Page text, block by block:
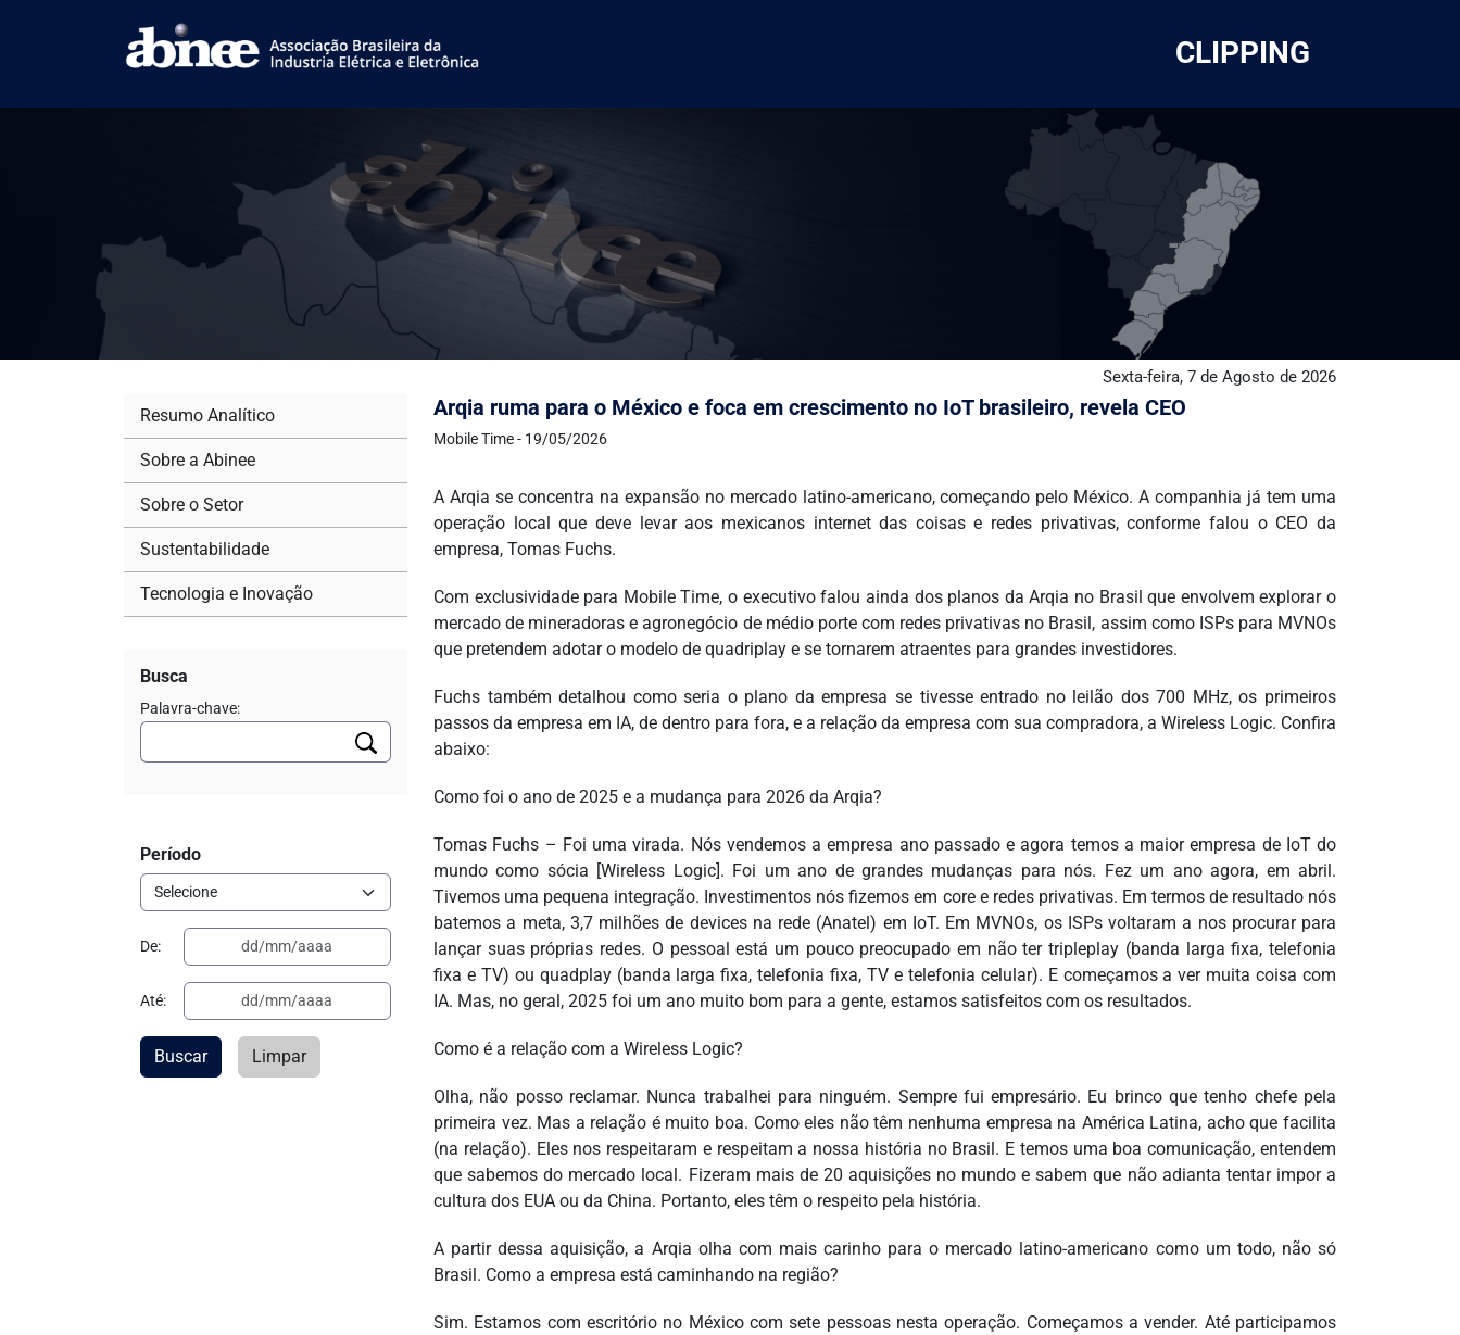
CLIPPING
Sexta-feira, 7 de Agosto de 2026
Arqia ruma para o México e foca em crescimento no IoT brasileiro, revela CEO
Mobile Time - 19/05/2026
A Arqia se concentra na expansão no mercado latino-americano, começando pelo México. A companhia já tem uma
operação local que deve levar aos mexicanos internet das coisas e redes privativas, conforme falou o CEO da
empresa, Tomas Fuchs.
Com exclusividade para Mobile Time, o executivo falou ainda dos planos da Arqia no Brasil que envolvem explorar o
mercado de mineradoras e agronegócio de médio porte com redes privativas no Brasil, assim como ISPs para MVNOs
que pretendem adotar o modelo de quadriplay e se tornarem atraentes para grandes investidores.
Fuchs também detalhou como seria o plano da empresa se tivesse entrado no leilão dos 700 MHz, os primeiros
passos da empresa em IA, de dentro para fora, e a relação da empresa com sua compradora, a Wireless Logic. Confira
abaixo:
Como foi o ano de 2025 e a mudança para 2026 da Arqia?
Tomas Fuchs – Foi uma virada. Nós vendemos a empresa ano passado e agora temos a maior empresa de IoT do
mundo como sócia [Wireless Logic]. Foi um ano de grandes mudanças para nós. Fez um ano agora, em abril.
Tivemos uma pequena integração. Investimentos nós fizemos em core e redes privativas. Em termos de resultado nós
batemos a meta, 3,7 milhões de devices na rede (Anatel) em IoT. Em MVNOs, os ISPs voltaram a nos procurar para
lançar suas próprias redes. O pessoal está um pouco preocupado em não ter tripleplay (banda larga fixa, telefonia
fixa e TV) ou quadplay (banda larga fixa, telefonia fixa, TV e telefonia celular). E começamos a ver muita coisa com
IA. Mas, no geral, 2025 foi um ano muito bom para a gente, estamos satisfeitos com os resultados.
Como é a relação com a Wireless Logic?
Olha, não posso reclamar. Nunca trabalhei para ninguém. Sempre fui empresário. Eu brinco que tenho chefe pela
primeira vez. Mas a relação é muito boa. Como eles não têm nenhuma empresa na América Latina, acho que facilita
(na relação). Eles nos respeitaram e respeitam a nossa história no Brasil. E temos uma boa comunicação, entendem
que sabemos do mercado local. Fizeram mais de 20 aquisições no mundo e sabem que não adianta tentar impor a
cultura dos EUA ou da China. Portanto, eles têm o respeito pela história.
A partir dessa aquisição, a Arqia olha com mais carinho para o mercado latino-americano como um todo, não só
Brasil. Como a empresa está caminhando na região?
Sim. Estamos com escritório no México com sete pessoas nesta operação. Começamos a vender. Até participamos
Resumo Analítico
Sobre a Abinee
Sobre o Setor
Sustentabilidade
Tecnologia e Inovação
Busca
Palavra-chave:
Período
De:
Até:
Buscar Limpar